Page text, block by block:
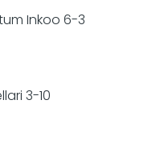
Inkoo 6-3
3-10